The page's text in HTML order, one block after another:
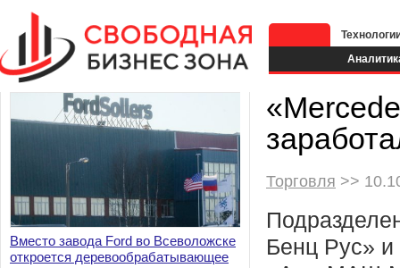
Вместо завода Ford во Всеволожске
откроется деревообрабатывающее
Торговля >>
Бенц Рус» и